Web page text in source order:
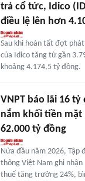
trả cổ tức, Idico
điều lệ lên hơn
Sau khi hoàn tất đợt
của Idico tăng từ gần
khoảng 4.174,5 tỷ đồng.
VNPT báo lãi 16
nắm khối tiền mặt
62.000 tỷ đồng
Nửa đầu năm 2026, Tập
thông Việt Nam ghi nhận
thuế tăng trưởng 24%,